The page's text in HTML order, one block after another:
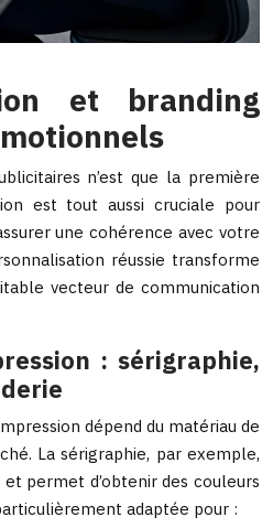
et branding
n’est que la première
est tout aussi cruciale pour
une cohérence avec votre
réussie transforme
vecteur de communication
: sérigraphie,
dépend du matériau de
La sérigraphie, par exemple,
permet d’obtenir des couleurs
adaptée pour :